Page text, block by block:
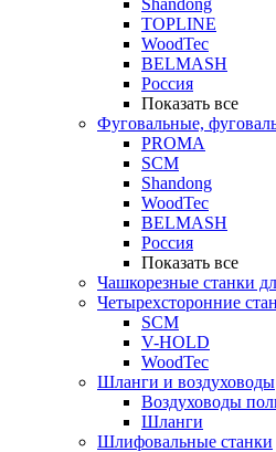
Shandong
TOPLINE
WoodTec
BELMASH
Россия
Показать все
Фуговальные,
PROMA
SCM
Shandong
WoodTec
BELMASH
Россия
Показать все
Чашкорезные станки
Четырехсторонние
SCM
V-HOLD
WoodTec
Шланги и воздуховоды
Воздуховоды
Шланги
Шлифовальные станки